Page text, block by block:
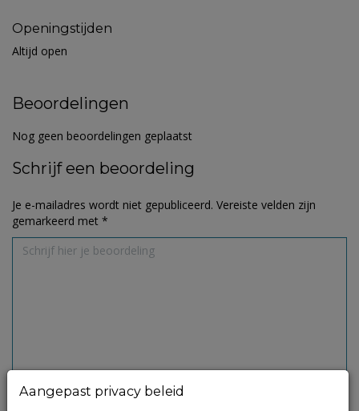
Openingstijden
Altijd open
Beoordelingen
Nog geen beoordelingen geplaatst
Schrijf een beoordeling
Je e-mailadres wordt niet gepubliceerd. Vereiste velden zijn
gemarkeerd met *
Aangepast privacy beleid